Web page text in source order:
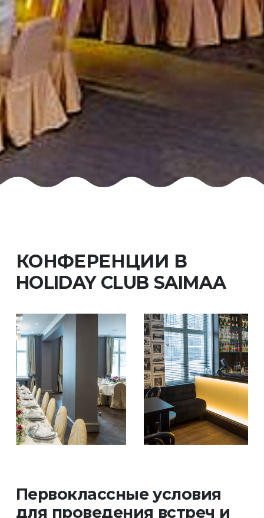
КОНФЕРЕНЦИИ В
HOLIDAY CLUB SAIMAA
Первоклассные условия
для проведения встреч и